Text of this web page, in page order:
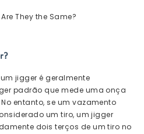
jigger é geralmente
padrão que mede uma onça
entanto, se um vazamento
um tiro, um jigger
dois terços de um tiro no